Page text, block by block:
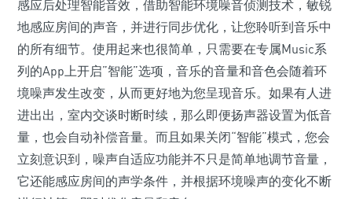
感应后处理智能音效，借助智能环境噪音侦测技术，敏锐
地感应房间的声音，并进行同步优化，让您聆听到音乐中
的所有细节。使用起来也很简单，只需要在专属Music系
列的App上开启”智能”选项，音乐的音量和音色会随着环
境噪声发生改变，从而更好地为您呈现音乐。如果有人进
进出出，室内交谈时断时续，那么即便扬声器设置为低音
量，也会自动补偿音量。而且如果关闭“智能”模式，您会
立刻意识到，噪声自适应功能并不只是简单地调节音量，
它还能感应房间的声学条件，并根据环境噪声的变化不断